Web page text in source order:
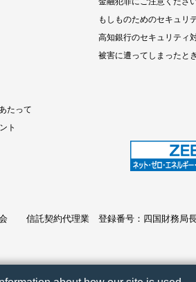
たって
ト
もしものためのセキュリ
高知銀行のセキュリティ
被害に遭ってしまったとき
信託契約代理業 登録番号：四国財務局